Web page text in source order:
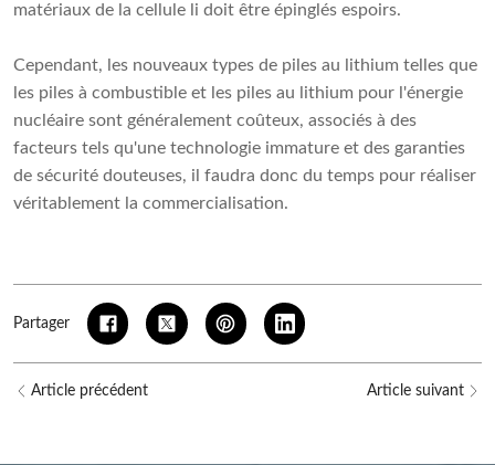
matériaux de la cellule li doit être épinglés espoirs.
Cependant, les nouveaux types de piles au lithium telles que
les piles à combustible et les piles au lithium pour l'énergie
nucléaire sont généralement coûteux, associés à des
facteurs tels qu'une technologie immature et des garanties
de sécurité douteuses, il faudra donc du temps pour réaliser
véritablement la commercialisation.
Partager
Article précédent Article suivant